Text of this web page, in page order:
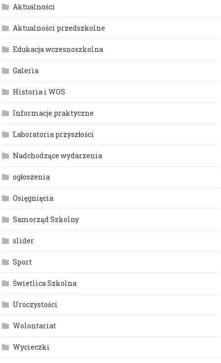
Aktualności
Aktualności przedszkolne
Edukacja wczesnoszkolna
Galeria
Historia i WOS
Informacje praktyczne
Laboratoria przyszłości
Nadchodzące wydarzenia
ogłoszenia
Osięgnięcia
Samorząd Szkolny
slider
Sport
Świetlica Szkolna
Uroczystości
Wolontariat
Wycieczki